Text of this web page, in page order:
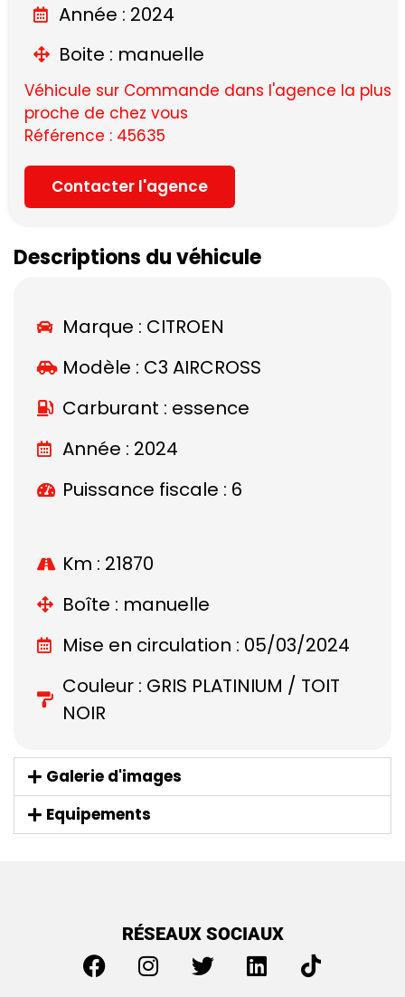
Année : 2024
Boite : manuelle
Véhicule sur Commande dans l'agence la plus
proche de chez vous
Référence : 45635
Contacter l'agence
Descriptions du véhicule
Marque : CITROEN
Modèle : C3 AIRCROSS
Carburant : essence
Année : 2024
Puissance fiscale : 6
Km : 21870
Boîte : manuelle
Mise en circulation : 05/03/2024
Couleur : GRIS PLATINIUM / TOIT
NOIR
Galerie d'images
Equipements
RÉSEAUX SOCIAUX